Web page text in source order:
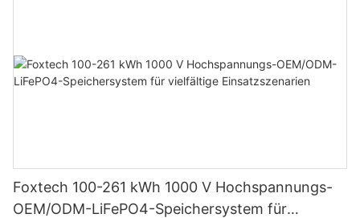
Foxtech 100-261 kWh 1000 V Hochspannungs-
OEM/ODM-LiFePO4-Speichersystem für